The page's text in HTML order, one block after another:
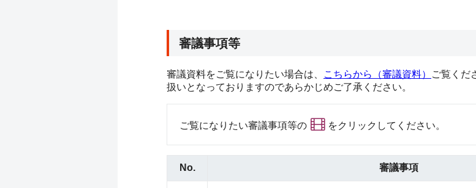
審議事項等
審議資料をご覧になりたい場合は、 こちらから（審議資料）
ご覧くだ
扱いとなっておりますのであらかじめご了承ください。
ご覧になりたい審議事項等の をクリックしてください。
No. 審議事項